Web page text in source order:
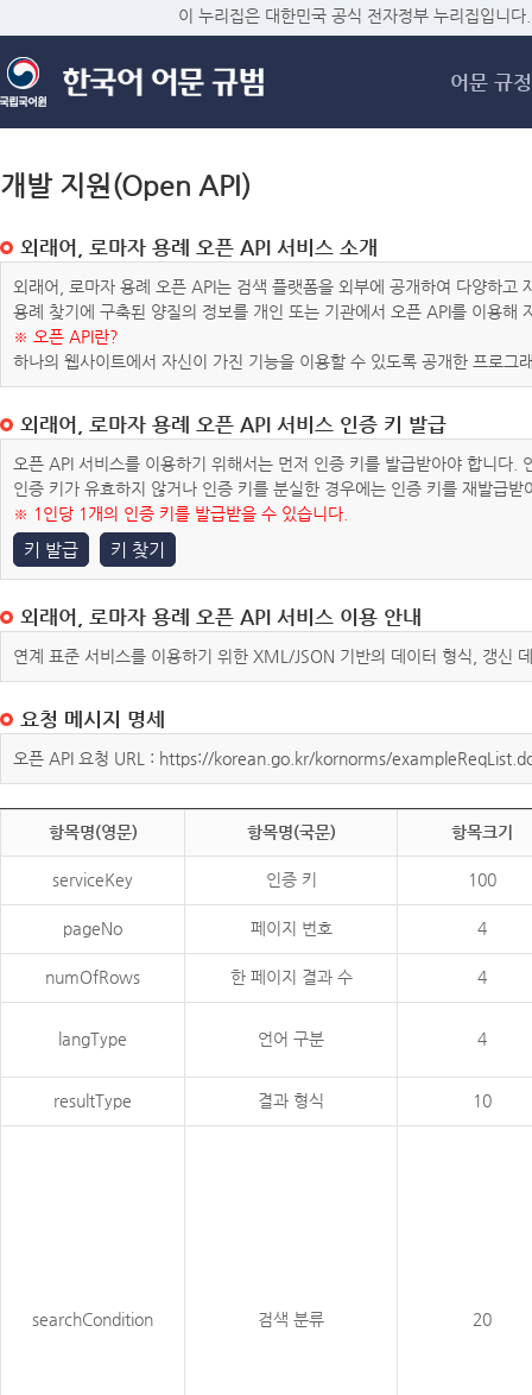
메
이 누리집은 대한민국 공식 전자정부 누리집입니다.
어문 규정
개발 지원(Open API)
외래어, 로마자 용례 오픈 API 서비스 소개
외래어, 로마자 용례 오픈 API는 검색 플랫폼을 외부에 공개하여 다양하
용례 찾기에 구축된 양질의 정보를 개인 또는 기관에서 오픈 API를 이용해
※ 오픈 API란?
하나의 웹사이트에서 자신이 가진 기능을 이용할 수 있도록 공개한 프로그
외래어, 로마자 용례 오픈 API 서비스 인증 키 발급
오픈 API 서비스를 이용하기 위해서는 먼저 인증 키를 발급받아야 합니다
인증 키가 유효하지 않거나 인증 키를 분실한 경우에는 인증 키를 재발급받
※ 1인당 1개의 인증 키를 발급받을 수 있습니다.
키 발급 키 찾기
외래어, 로마자 용례 오픈 API 서비스 이용 안내
연계 표준 서비스를 이용하기 위한 XML/JSON 기반의 데이터 형식, 갱신
요청 메시지 명세
오픈 API 요청 URL : https://korean.go.kr/kornorms/
항목명(영문) 항목명(국문) 항목크기
serviceKey 인증 키 100
pageNo 페이지 번호 4
numOfRows 한 페이지 결과 수 4
langType 언어 구분 4
resultType 결과 형식 10
searchCondition 검색 분류 20